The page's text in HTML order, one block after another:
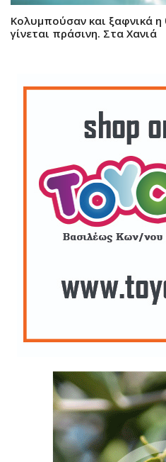
Κολυμπούσαν και ξαφνικά
γίνεται πράσινη. Στα Χανιά